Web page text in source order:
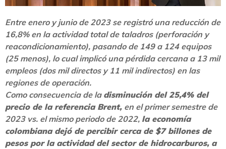
Entre enero y junio de 2023 se registróuna reducción de
16,8% en la actividad total de taladros (perforación y
reacondicionamiento), pasando de 149 a 124 equipos
(25 menos), lo cualimplicóuna pérdida cercana a 13 mil
empleos (dos mil directos y 11 mil indirectos) en las
regiones de operación.
Como consecuencia de la disminución del 25,4% del
precio de la referencia Brent, en el primer semestre de
2023 vs. el mismo periodo de 2022, la economía
colombiana dejó de percibir cerca de $7 billones de
pesos por la actividad del sector de hidrocarburos, a